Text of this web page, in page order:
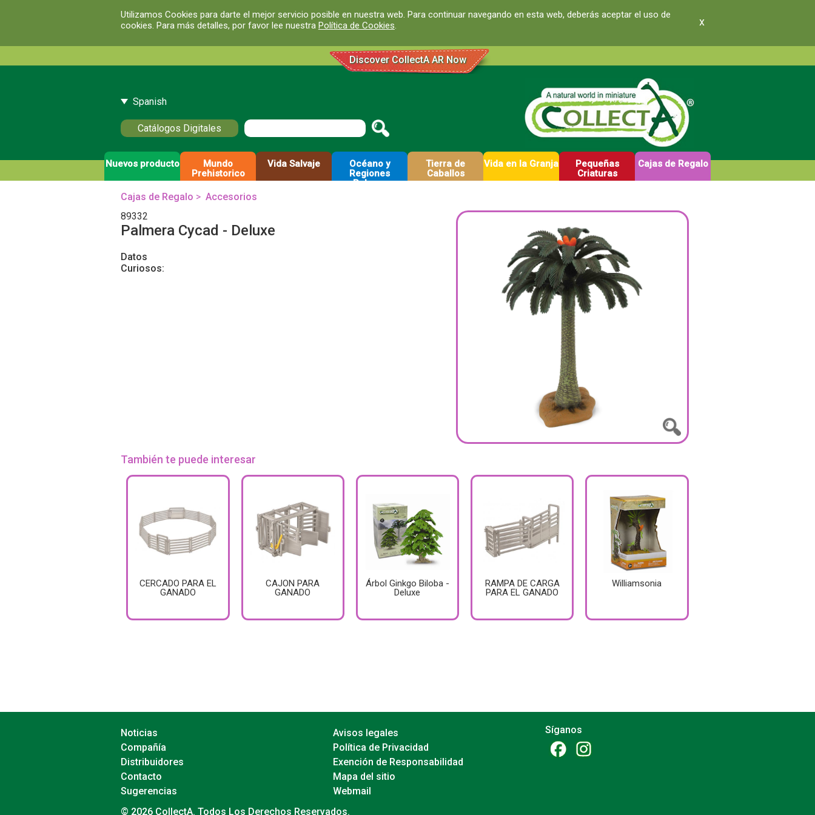
Utilizamos Cookies para darte el mejor servicio posible en nuestra web. Para continuar navegando en esta web, deberás aceptar el uso de
cookies. Para más detalles, por favor lee nuestra Política de Cookies. x
Discover CollectA AR Now
Spanish
Catálogos Digitales
Nuevos producto
Mundo
Prehistorico
Vida Salvaje
Océano y
Regiones
Polares
Tierra de
Caballos
Vida en la Granja
Pequeñas
Criaturas
Cajas de Regalo
Cajas de Regalo > Accesorios
89332
Palmera Cycad - Deluxe
Datos
Curiosos:
También te puede interesar
CERCADO PARA EL
GANADO
CAJON PARA
GANADO
Árbol Ginkgo Biloba -
Deluxe
RAMPA DE CARGA
PARA EL GANADO
Williamsonia
Noticias
Compañía
Distribuidores
Contacto
Sugerencias
Avisos legales
Política de Privacidad
Exención de Responsabilidad
Mapa del sitio
Webmail
Síganos
© 2026 CollectA. Todos Los Derechos Reservados.